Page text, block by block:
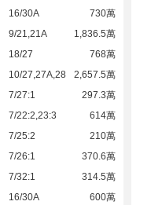
16/30A
730萬
9/21,21A
1,836.5萬
18/27
768萬
10/27,27A,28
2,657.5萬
7/27:1
297.3萬
7/22:2,23:3
614萬
7/25:2
210萬
7/26:1
370.6萬
7/32:1
314.5萬
16/30A
600萬